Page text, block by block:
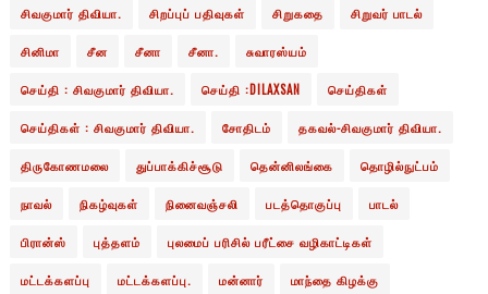
சிவகுமார் திவியா. சிறப்புப் பதிவுகள் சிறுகதை சிறுவர் பாடல்
சினிமா சீன சீனா சீனா. சுவாரஸ்யம்
செய்தி : சிவகுமார் திவியா. செய்தி :DILAXSAN செய்திகள்
செய்திகள் : சிவகுமார் திவியா. சோதிடம் தகவல்-சிவகுமார் திவியா.
திருகோணமலை துப்பாக்கிச்சூடு தென்னிலங்கை தொழில்நுட்பம்
நாவல் நிகழ்வுகள் நினைவஞ்சலி படத்தொகுப்பு பாடல்
பிரான்ஸ் புத்தளம் புலமைப் பரிசில் பரீட்சை வழிகாட்டிகள்
மட்டக்களப்பு மட்டக்களப்பு. மன்னார் மாந்தை கிழக்கு